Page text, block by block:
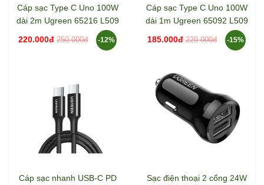
Cáp sạc Type C Uno 100W
dài 2m Ugreen 65216 L509
220.000đ 250.000đ -12%
Cáp sạc Type C Uno 100W
dài 1m Ugreen 65092 L509
185.000đ 220.000đ -15%
Cáp sạc nhanh USB-C PD
Sạc điện thoại 2 cổng 24W